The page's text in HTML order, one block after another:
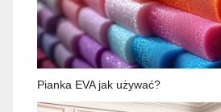
Pianka EVA jak używać?